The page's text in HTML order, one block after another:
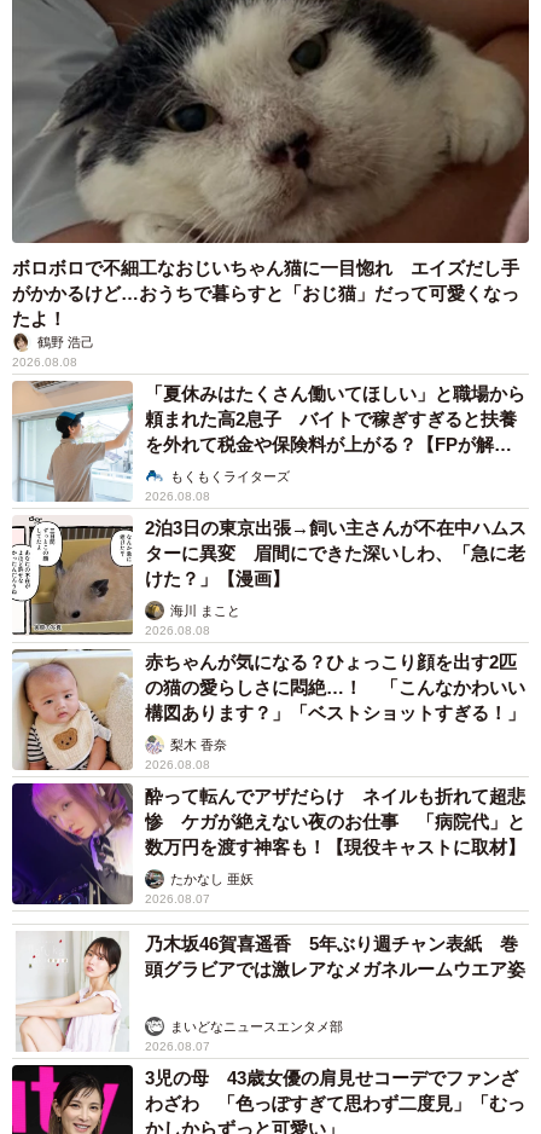
ボロボロで不細工なおじいちゃん猫に一目惚れ エイズだし手
がかかるけど…おうちで暮らすと「おじ猫」だって可愛くなっ
たよ！
鶴野 浩己
2026.08.08
「夏休みはたくさん働いてほしい」と職場から
頼まれた高2息子 バイトで稼ぎすぎると扶養
を外れて税金や保険料が上がる？【FPが解
説】もくもくライターズ
2026.08.08
2泊3日の東京出張→飼い主さんが不在中ハムス
ターに異変 眉間にできた深いしわ、「急に老
けた？」【漫画】
海川 まこと
2026.08.08
赤ちゃんが気になる？ひょっこり顔を出す2匹
の猫の愛らしさに悶絶…！ 「こんなかわいい
構図あります？」「ベストショットすぎる！」
梨木 香奈
2026.08.08
酔って転んでアザだらけ ネイルも折れて超悲
惨 ケガが絶えない夜のお仕事 「病院代」と
数万円を渡す神客も！【現役キャストに取材】
たかなし 亜妖
2026.08.07
乃木坂46賀喜遥香 5年ぶり週チャン表紙 巻
頭グラビアでは激レアなメガネルームウエア姿
まいどなニュースエンタメ部
2026.08.07
3児の母 43歳女優の肩見せコーデでファンざ
わざわ 「色っぽすぎて思わず二度見」「むっ
かしからずっと可愛い」